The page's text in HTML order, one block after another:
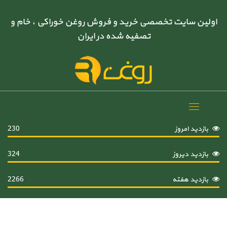
اولین سایت تخصصی خرید و فروش روغن خوراکی ، خام و
تصفیه شده در ایران
Toggle
بازدید امروز
230
بازدید دیروز 324
بازدید هفته 2266